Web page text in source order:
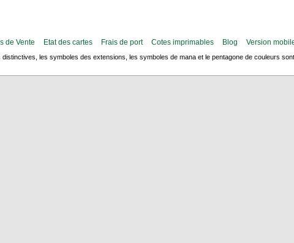
de Vente Etat des cartes Frais de port Cotes imprimables Blog Version
les symboles des extensions, les symboles de mana et le pentagone de couleurs